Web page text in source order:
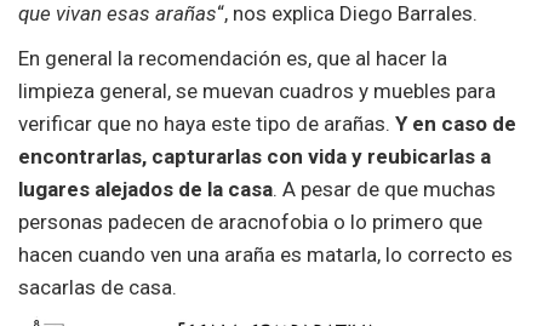
que vivan esas arañas“, nos explica Diego Barrales.
En general la recomendación es, que al hacer la
limpieza general, se muevan cuadros y muebles para
verificar que no haya este tipo de arañas. Y en caso de
encontrarlas, capturarlas con vida y reubicarlas a
lugares alejados de la casa. A pesar de que muchas
personas padecen de aracnofobia o lo primero que
hacen cuando ven una araña es matarla, lo correcto es
sacarlas de casa.